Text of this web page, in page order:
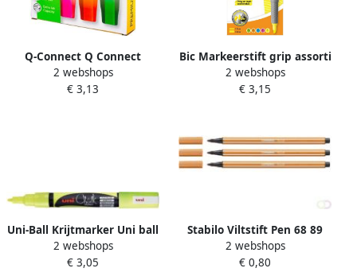
Q-Connect Q Connect
Premium markeerstift
geassorteerde kleuren pak
2 webshops
€ 3,13
Bic Markeerstift grip assorti
etui Ã 5 stuks
2 webshops
€ 3,15
Uni-Ball Krijtmarker Uni ball
fluo geel ronde punt van 0
9 1 3 mm
2 webshops
€ 3,05
Stabilo Viltstift Pen 68 89
medium donker oker
2 webshops
€ 0,80